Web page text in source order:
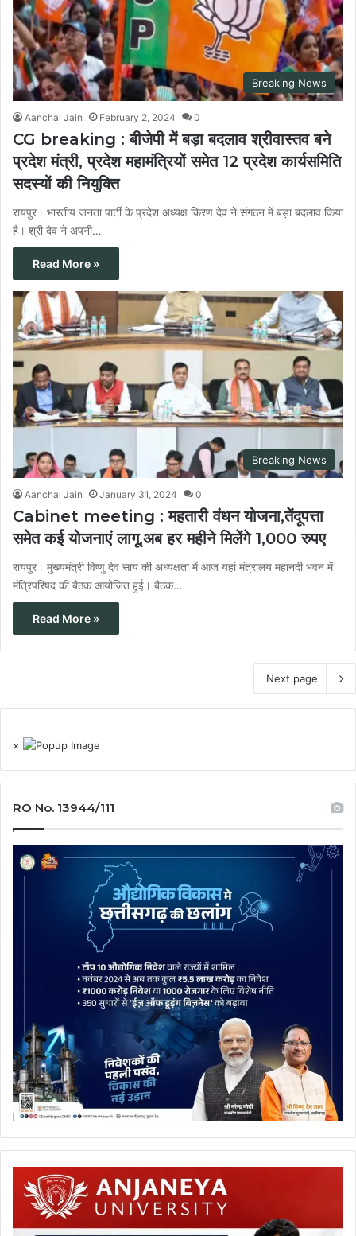
Breaking News
Aanchal Jain February 2, 2024 0
CG breaking : बीजेपी में बड़ा बदलाव श्रीवास्तव बने
प्रदेश मंत्री, प्रदेश महामंत्रियों समेत 12 प्रदेश कार्यसमिति
सदस्यों की नियुक्ति
रायपुर। भारतीय जनता पार्टी के प्रदेश अध्यक्ष किरण देव ने संगठन में बड़ा बदलाव किया
है। श्री देव ने अपनी…
Read More »
Breaking News
Aanchal Jain January 31, 2024 0
Cabinet meeting : महतारी वंधन योजना,तेंदूपत्ता
समेत कई योजनाएं लागू,अब हर महीने मिलेंगे 1,000 रुपए
रायपुर। मुख्यमंत्री विष्णु देव साय की अध्यक्षता में आज यहां मंत्रालय महानदी भवन में
मंत्रिपरिषद की बैठक आयोजित हुई। बैठक…
Read More »
Next page
×
RO No. 13944/111